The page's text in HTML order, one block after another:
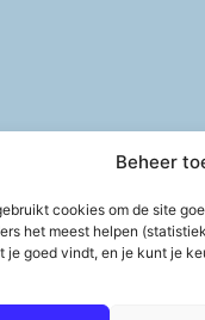
Beheer
cookies om de site
het meest helpen
je goed vindt, en je kunt je